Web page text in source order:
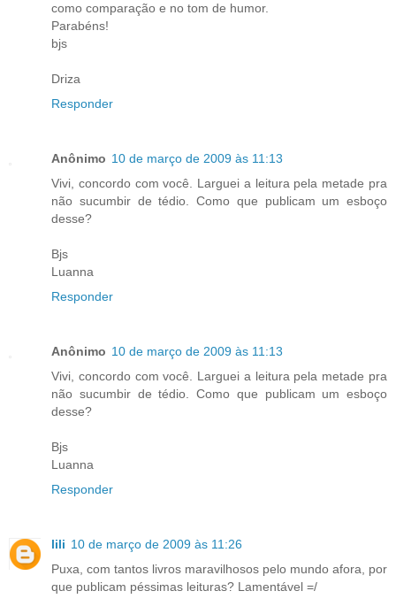
como comparação e no tom de humor.
Parabéns!
bjs
Driza
Responder
Anônimo 10 de março de 2009 às 11:13
Vivi, concordo com você. Larguei a leitura pela metade pra
não sucumbir de tédio. Como que publicam um esboço
desse?
Bjs
Luanna
Responder
Anônimo 10 de março de 2009 às 11:13
Vivi, concordo com você. Larguei a leitura pela metade pra
não sucumbir de tédio. Como que publicam um esboço
desse?
Bjs
Luanna
Responder
lili 10 de março de 2009 às 11:26
Puxa, com tantos livros maravilhosos pelo mundo afora, por
que publicam péssimas leituras? Lamentável =/